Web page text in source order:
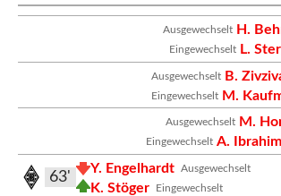
Ausgewechselt H.
Eingewechselt L.
Ausgewechselt B.
Eingewechselt M.
Ausgewechselt M.
Eingewechselt A.
Ausgewechselt
Y. Engelhardt
Eingewechselt
K. Stöger
63'